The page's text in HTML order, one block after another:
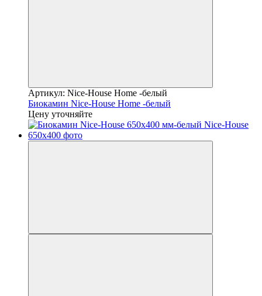
Артикул: Nice-House Home -белый
Биокамин Nice-House Home -белый
Цену уточняйте